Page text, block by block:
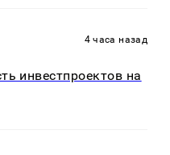
4 часа назад
инвестпроектов на